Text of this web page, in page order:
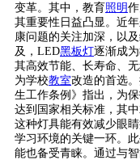
变革。其中，教育照明
其重要性日益凸显。近
康问题的关注加深，以
及，LED黑板灯逐渐成为
其高效节能、长寿命、
为学校教室改造的首选
生工作条例》指出，为
达到国家相关标准，其
这种灯具能有效减少眼
学习环境的关键一环。
能也备受青睐。通过与